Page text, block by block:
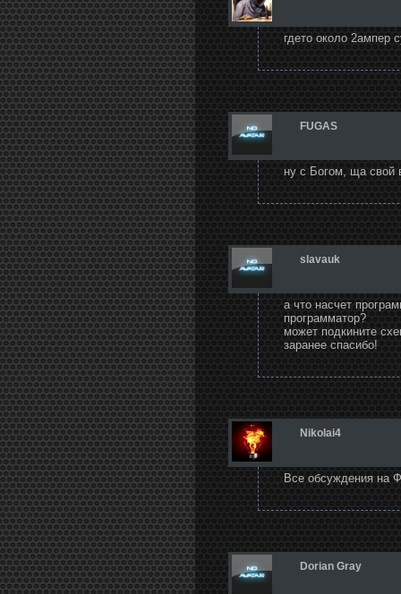
гдето около 2ампер
FUGAS
ну с Богом, ща свой
slavauk
а что насчет
программатор?
может подкините
заранее спасибо!
Nikolai4
Все обсуждения на
Dorian Gray